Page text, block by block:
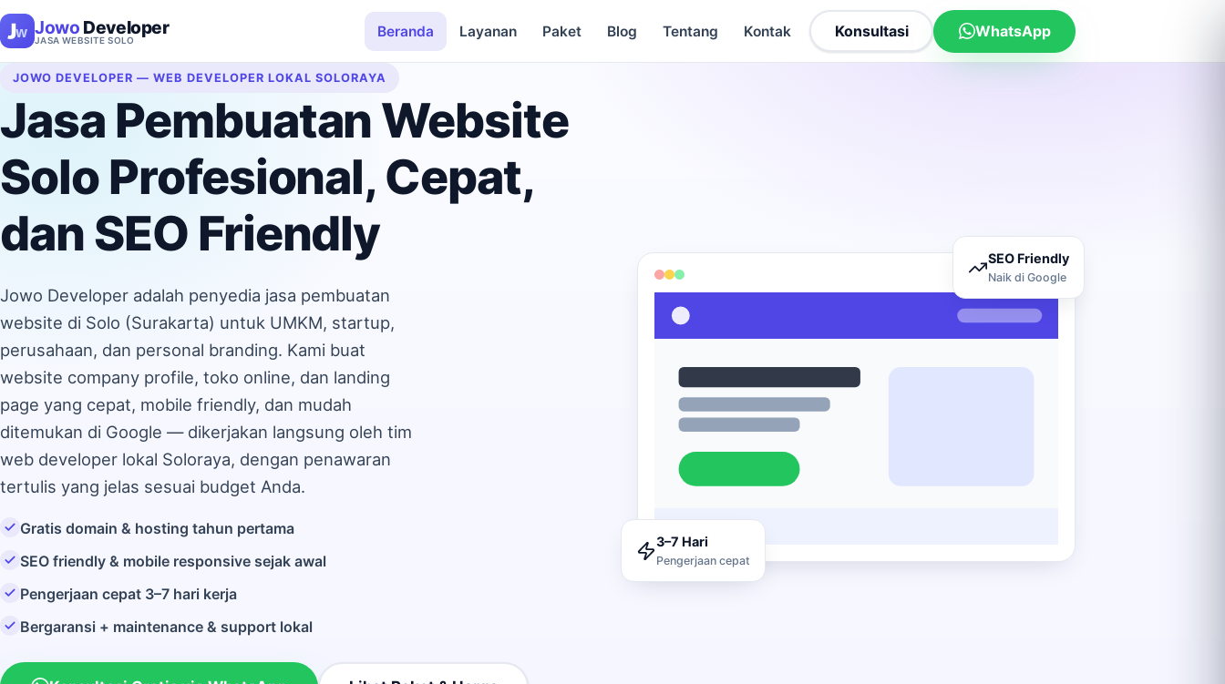
Jowo Developer
JASA WEBSITE SOLO Beranda Layanan Paket Blog Tentang Kontak Konsultasi WhatsApp
JOWO DEVELOPER — WEB DEVELOPER LOKAL SOLORAYA
Jasa Pembuatan Website
Solo Profesional, Cepat,
dan SEO Friendly
Jowo Developer adalah penyedia jasa pembuatan
website di Solo (Surakarta) untuk UMKM, startup,
perusahaan, dan personal branding. Kami buat
website company profile, toko online, dan landing
page yang cepat, mobile friendly, dan mudah
ditemukan di Google — dikerjakan langsung oleh tim
web developer lokal Soloraya, dengan penawaran
tertulis yang jelas sesuai budget Anda.
Gratis domain & hosting tahun pertama
SEO friendly & mobile responsive sejak awal
Pengerjaan cepat 3–7 hari kerja
Bergaransi + maintenance & support lokal
SEO Friendly
Naik di Google
3–7 Hari
Pengerjaan cepat